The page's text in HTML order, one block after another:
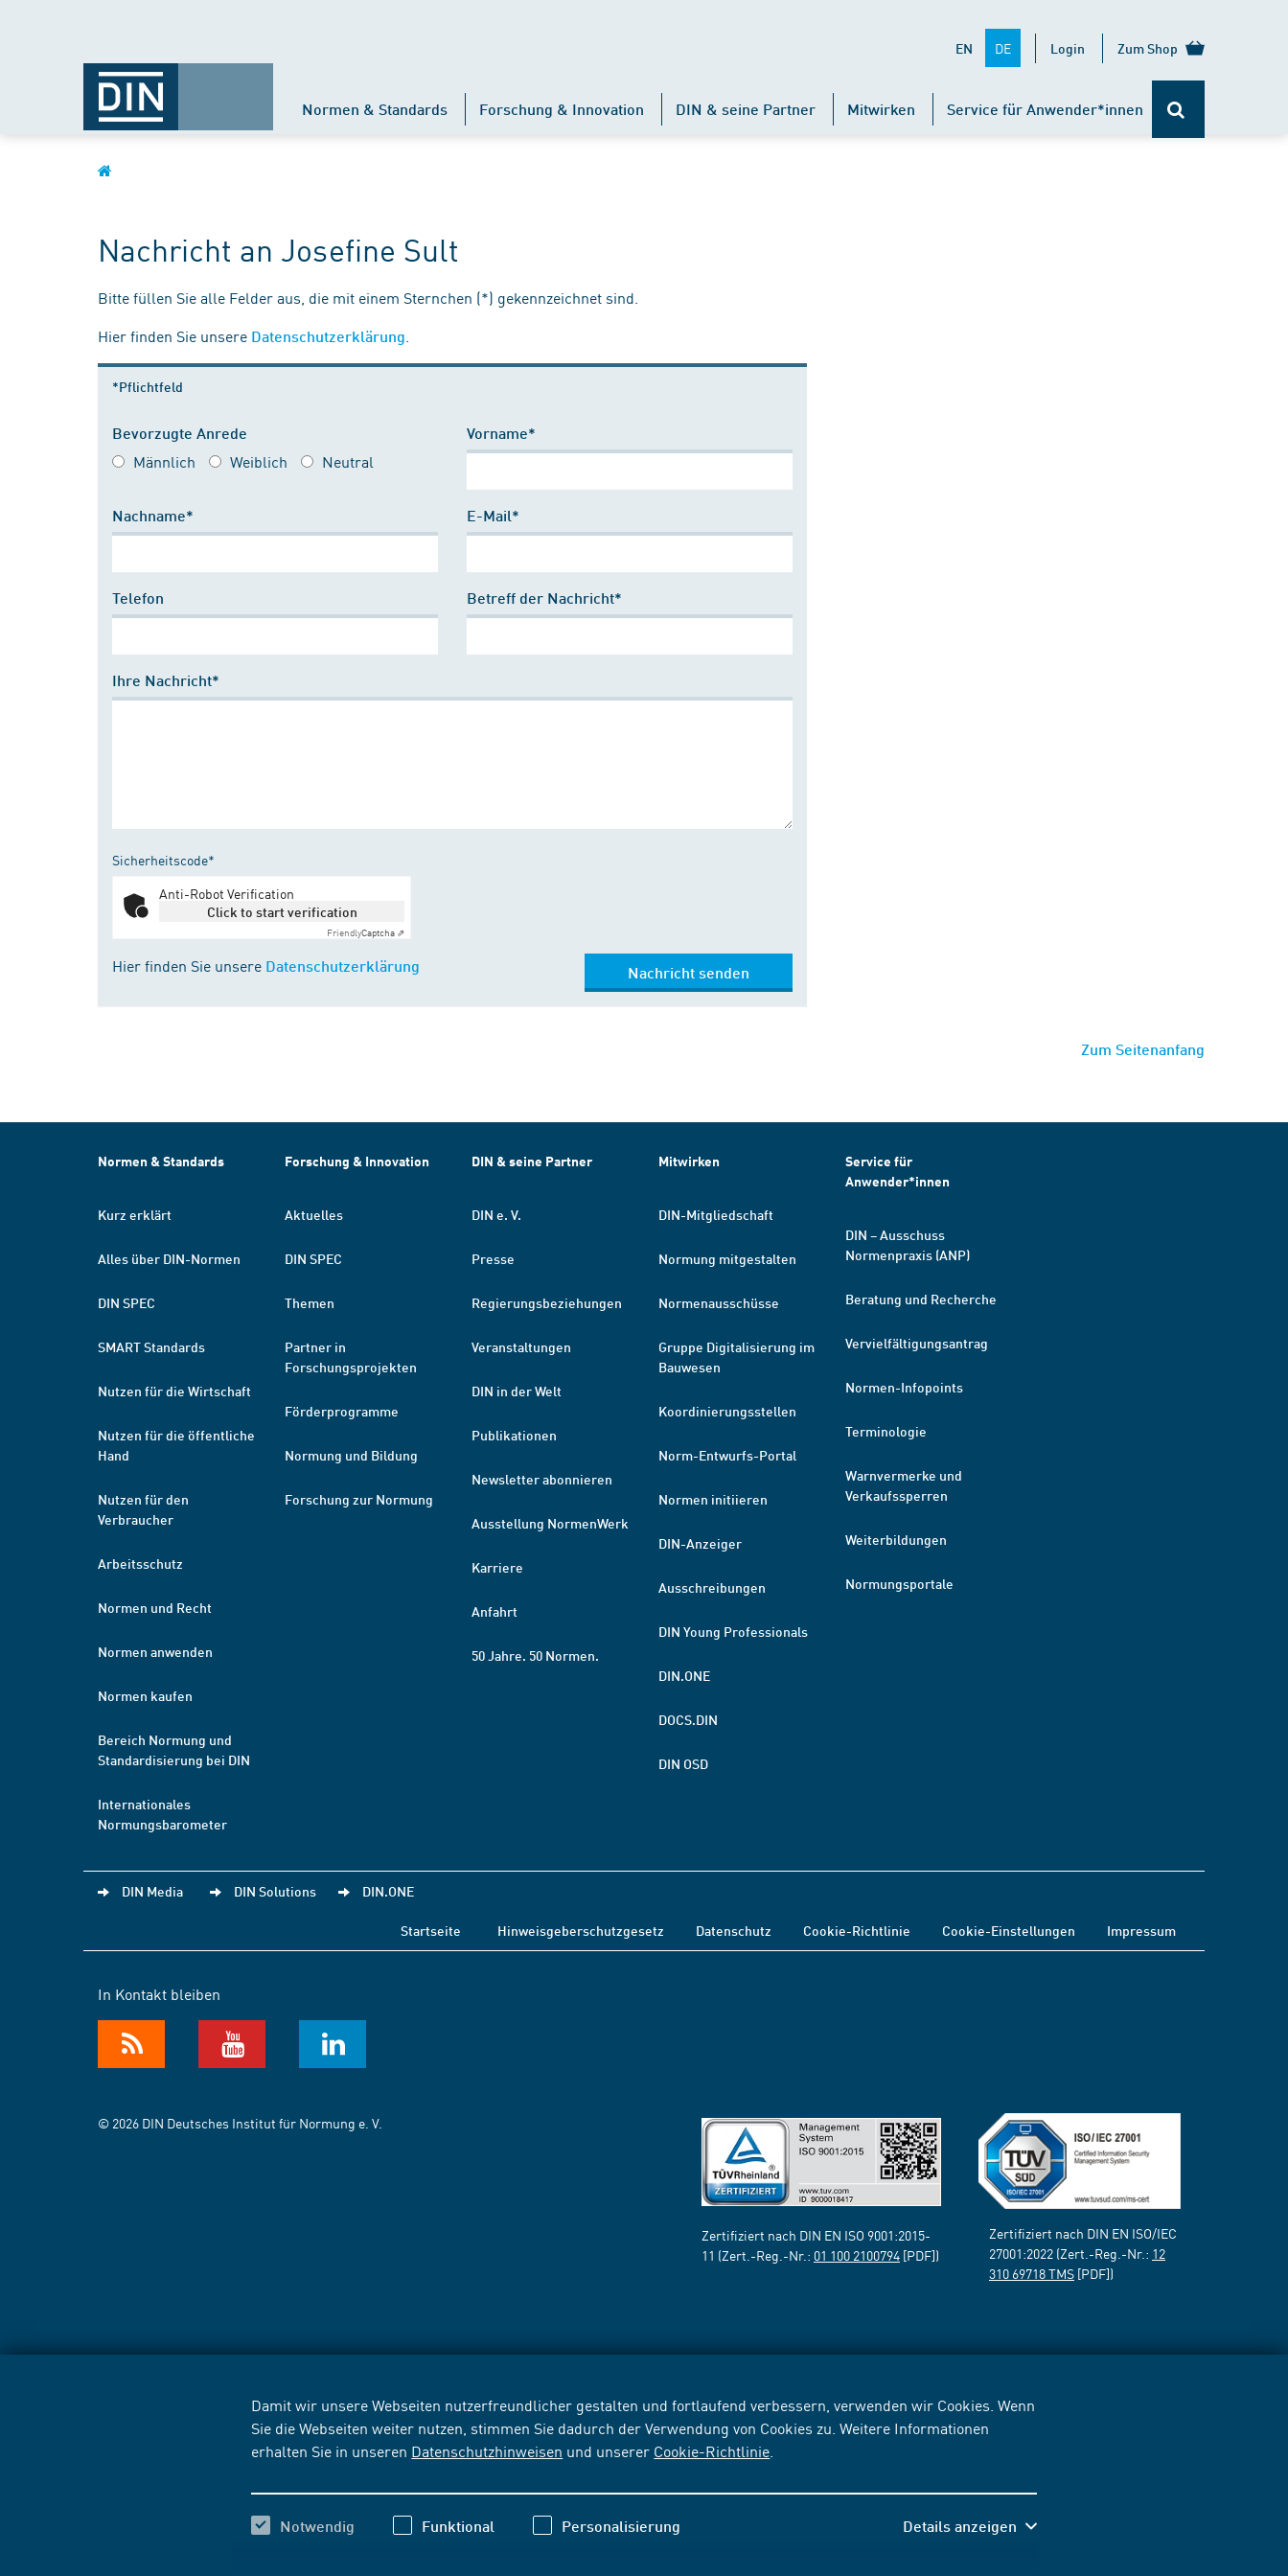
Damit wir unsere Webseiten nutzerfreundlicher gestalten und fortlaufend verbessern, verwenden wir Cookies. Wenn
Sie die Webseiten weiter nutzen, stimmen Sie dadurch der Verwendung von Cookies zu. Weitere Informationen
erhalten Sie in unseren Datenschutzhinweisen und unserer Cookie-Richtlinie
Notwendig Funktional Personalisierung Details anzeigen
EN DE Login Zum Shop
Normen & Standards Forschung & Innovation DIN & seine Partner Mitwirken Service für Anwender*innen
Nachricht an Josefine Sult
Bitte füllen Sie alle Felder aus, die mit einem Sternchen (*) gekennzeichnet sind.
Hier finden Sie unsere Datenschutzerklärung
*Pflichtfeld
Bevorzugte Anrede
Männlich Weiblich Neutral
Vorname*
Nachname* E-Mail*
Telefon Betreff der Nachricht*
Ihre Nachricht*
Sicherheitscode*
Anti-Robot Verification
Click to start verification
FriendlyCaptcha ⇗
Hier finden Sie unsere Datenschutzerklärung Nachricht senden
Zum Seitenanfang
Normen & Standards
Kurz erklärt
Alles über DIN-Normen
DIN SPEC
SMART Standards
Nutzen für die Wirtschaft
Nutzen für die öffentliche
Hand
Nutzen für den
Verbraucher
Arbeitsschutz
Normen und Recht
Normen anwenden
Normen kaufen
Bereich Normung und
Standardisierung bei DIN
Internationales
Normungsbarometer
Forschung & Innovation
Aktuelles
DIN SPEC
Themen
Partner in
Forschungsprojekten
Förderprogramme
Normung und Bildung
Forschung zur Normung
DIN & seine Partner
DIN e. V.
Presse
Regierungsbeziehungen
Veranstaltungen
DIN in der Welt
Publikationen
Newsletter abonnieren
Ausstellung NormenWerk
Karriere
Anfahrt
50 Jahre. 50 Normen.
Mitwirken
DIN-Mitgliedschaft
Normung mitgestalten
Normenausschüsse
Gruppe Digitalisierung im
Bauwesen
Koordinierungsstellen
Norm-Entwurfs-Portal
Normen initiieren
DIN-Anzeiger
Ausschreibungen
DIN Young Professionals
DIN.ONE
DOCS.DIN
DIN OSD
Service für
Anwender*innen
DIN – Ausschuss
Normenpraxis (ANP)
Beratung und Recherche
Vervielfältigungsantrag
Normen-Infopoints
Terminologie
Warnvermerke und
Verkaufssperren
Weiterbildungen
Normungsportale
DIN Media DIN Solutions DIN.ONE
Startseite Hinweisgeberschutzgesetz Datenschutz Cookie-Richtlinie Cookie-Einstellungen Impressum
In Kontakt bleiben
© 2026 DIN Deutsches Institut für Normung e. V.
Zertifiziert nach DIN EN ISO 9001:2015-
11 (Zert.-Reg.-Nr.: 01 100 2100794 [PDF])
Zertifiziert nach DIN EN ISO/IEC
27001:2022 (Zert.-Reg.-Nr.: 12
310 69718 TMS [PDF])